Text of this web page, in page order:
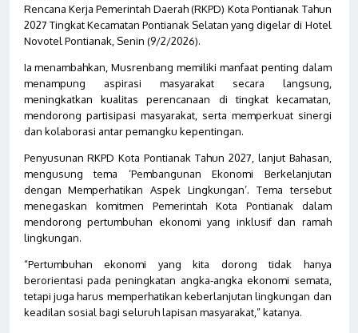
Rencana Kerja Pemerintah Daerah (RKPD) Kota Pontianak Tahun
2027 Tingkat Kecamatan Pontianak Selatan yang digelar di Hotel
Novotel Pontianak, Senin (9/2/2026).
Ia menambahkan, Musrenbang memiliki manfaat penting dalam
menampung aspirasi masyarakat secara langsung,
meningkatkan kualitas perencanaan di tingkat kecamatan,
mendorong partisipasi masyarakat, serta memperkuat sinergi
dan kolaborasi antar pemangku kepentingan.
Penyusunan RKPD Kota Pontianak Tahun 2027, lanjut Bahasan,
mengusung tema ‘Pembangunan Ekonomi Berkelanjutan
dengan Memperhatikan Aspek Lingkungan’. Tema tersebut
menegaskan komitmen Pemerintah Kota Pontianak dalam
mendorong pertumbuhan ekonomi yang inklusif dan ramah
lingkungan.
“Pertumbuhan ekonomi yang kita dorong tidak hanya
berorientasi pada peningkatan angka-angka ekonomi semata,
tetapi juga harus memperhatikan keberlanjutan lingkungan dan
keadilan sosial bagi seluruh lapisan masyarakat,” katanya.